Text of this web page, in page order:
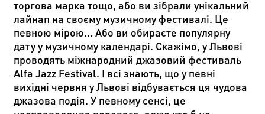
торгова марка тощо, або ви зібрали унікальний
лайнап на своєму музичному фестивалі. Це
певною мірою... Або ви обираєте популярну
дату у музичному календарі. Скажімо, у Львові
проводять міжнародний джазовий фестиваль
Alfa Jazz Festival. І всі знають, що у певні
вихідні червня у Львові відбувається ця чудова
джазова подія. У певному сенсі, це